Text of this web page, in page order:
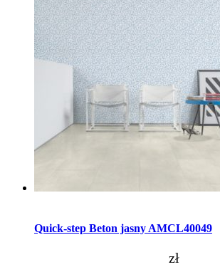
Quick-step Beton jasny AMCL40049
zł